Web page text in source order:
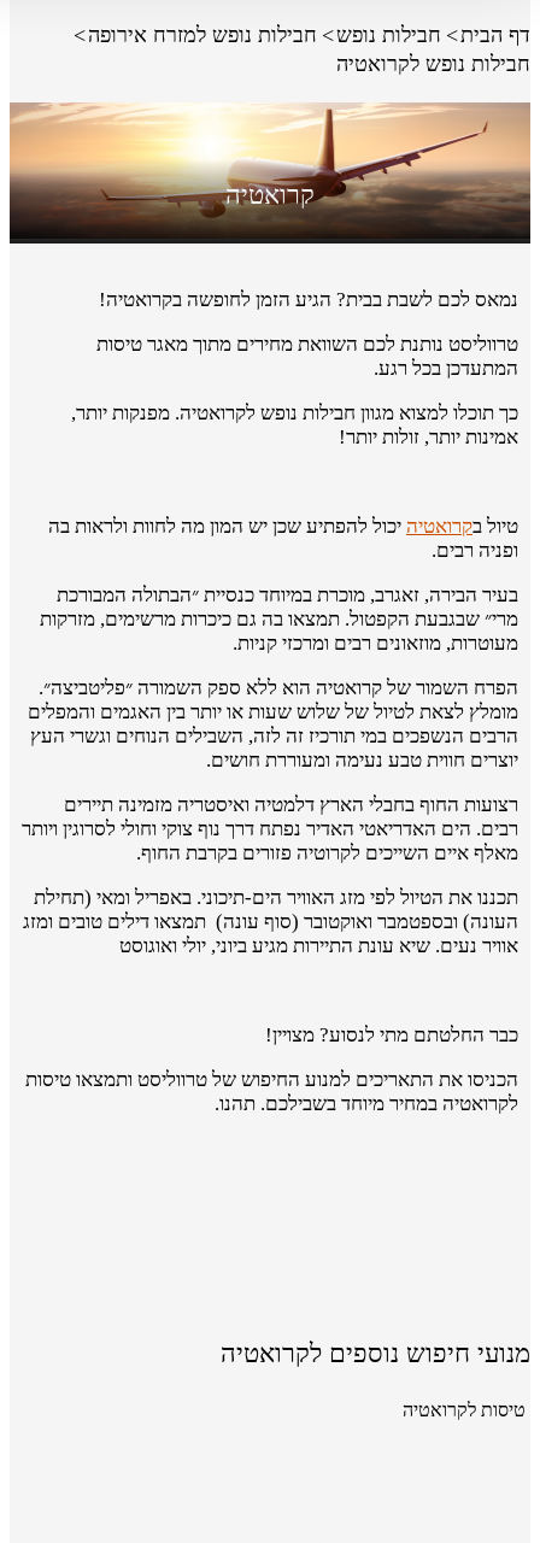
דף הבית חבילות נופש
חבילות נופש למזרח אירופה
חבילות נופש לקרואטיה
קרואטיה
נמאס לכם לשבת בבית? הגיע הזמן לחופשה בקרואטיה!
טרווליסט נותנת לכם השוואת מחירים מתוך מאגר טיסות
המתעדכן בכל רגע.
כך תוכלו למצוא מגוון חבילות נופש לקרואטיה. מפנקות יותר,
אמינות יותר, זולות יותר!
טיול בקרואטיה יכול להפתיע שכן יש המון מה לחוות ולראות בה
ופניה רבים.
בעיר הבירה, זאגרב, מוכרת במיוחד כנסיית ״הבתולה המבורכת
מרי״ שבגבעת הקפטול. תמצאו בה גם כיכרות מרשימים, מזרקות
מעוטרות, מוזאונים רבים ומרכזי קניות.
הפרח השמור של קרואטיה הוא ללא ספק השמורה ״פליטביצה״.
מומלץ לצאת לטיול של שלוש שעות או יותר בין האגמים והמפלים
הרבים הנשפכים במי תורכיז זה לזה, השבילים הנוחים וגשרי העץ
יוצרים חווית טבע נעימה ומעוררת חושים.
רצועות החוף בחבלי הארץ דלמטיה ואיסטריה מזמינה תיירים
רבים. הים האדריאטי האדיר נפתח דרך נוף צוקי וחולי לסרוגין ויותר
מאלף איים השייכים לקרוטיה פזורים בקרבת החוף.
תכננו את הטיול לפי מזג האוויר הים-תיכוני. באפריל ומאי (תחילת
העונה) ובספטמבר ואוקטובר (סוף עונה) תמצאו דילים טובים ומזג
אוויר נעים. שיא עונת התיירות מגיע ביוני, יולי ואוגוסט
כבר החלטתם מתי לנסוע? מצויין!
הכניסו את התאריכים למנוע החיפוש של טרווליסט ותמצאו טיסות
לקרואטיה במחיר מיוחד בשבילכם. תהנו.
מנועי חיפוש נוספים לקרואטיה
טיסות לקרואטיה